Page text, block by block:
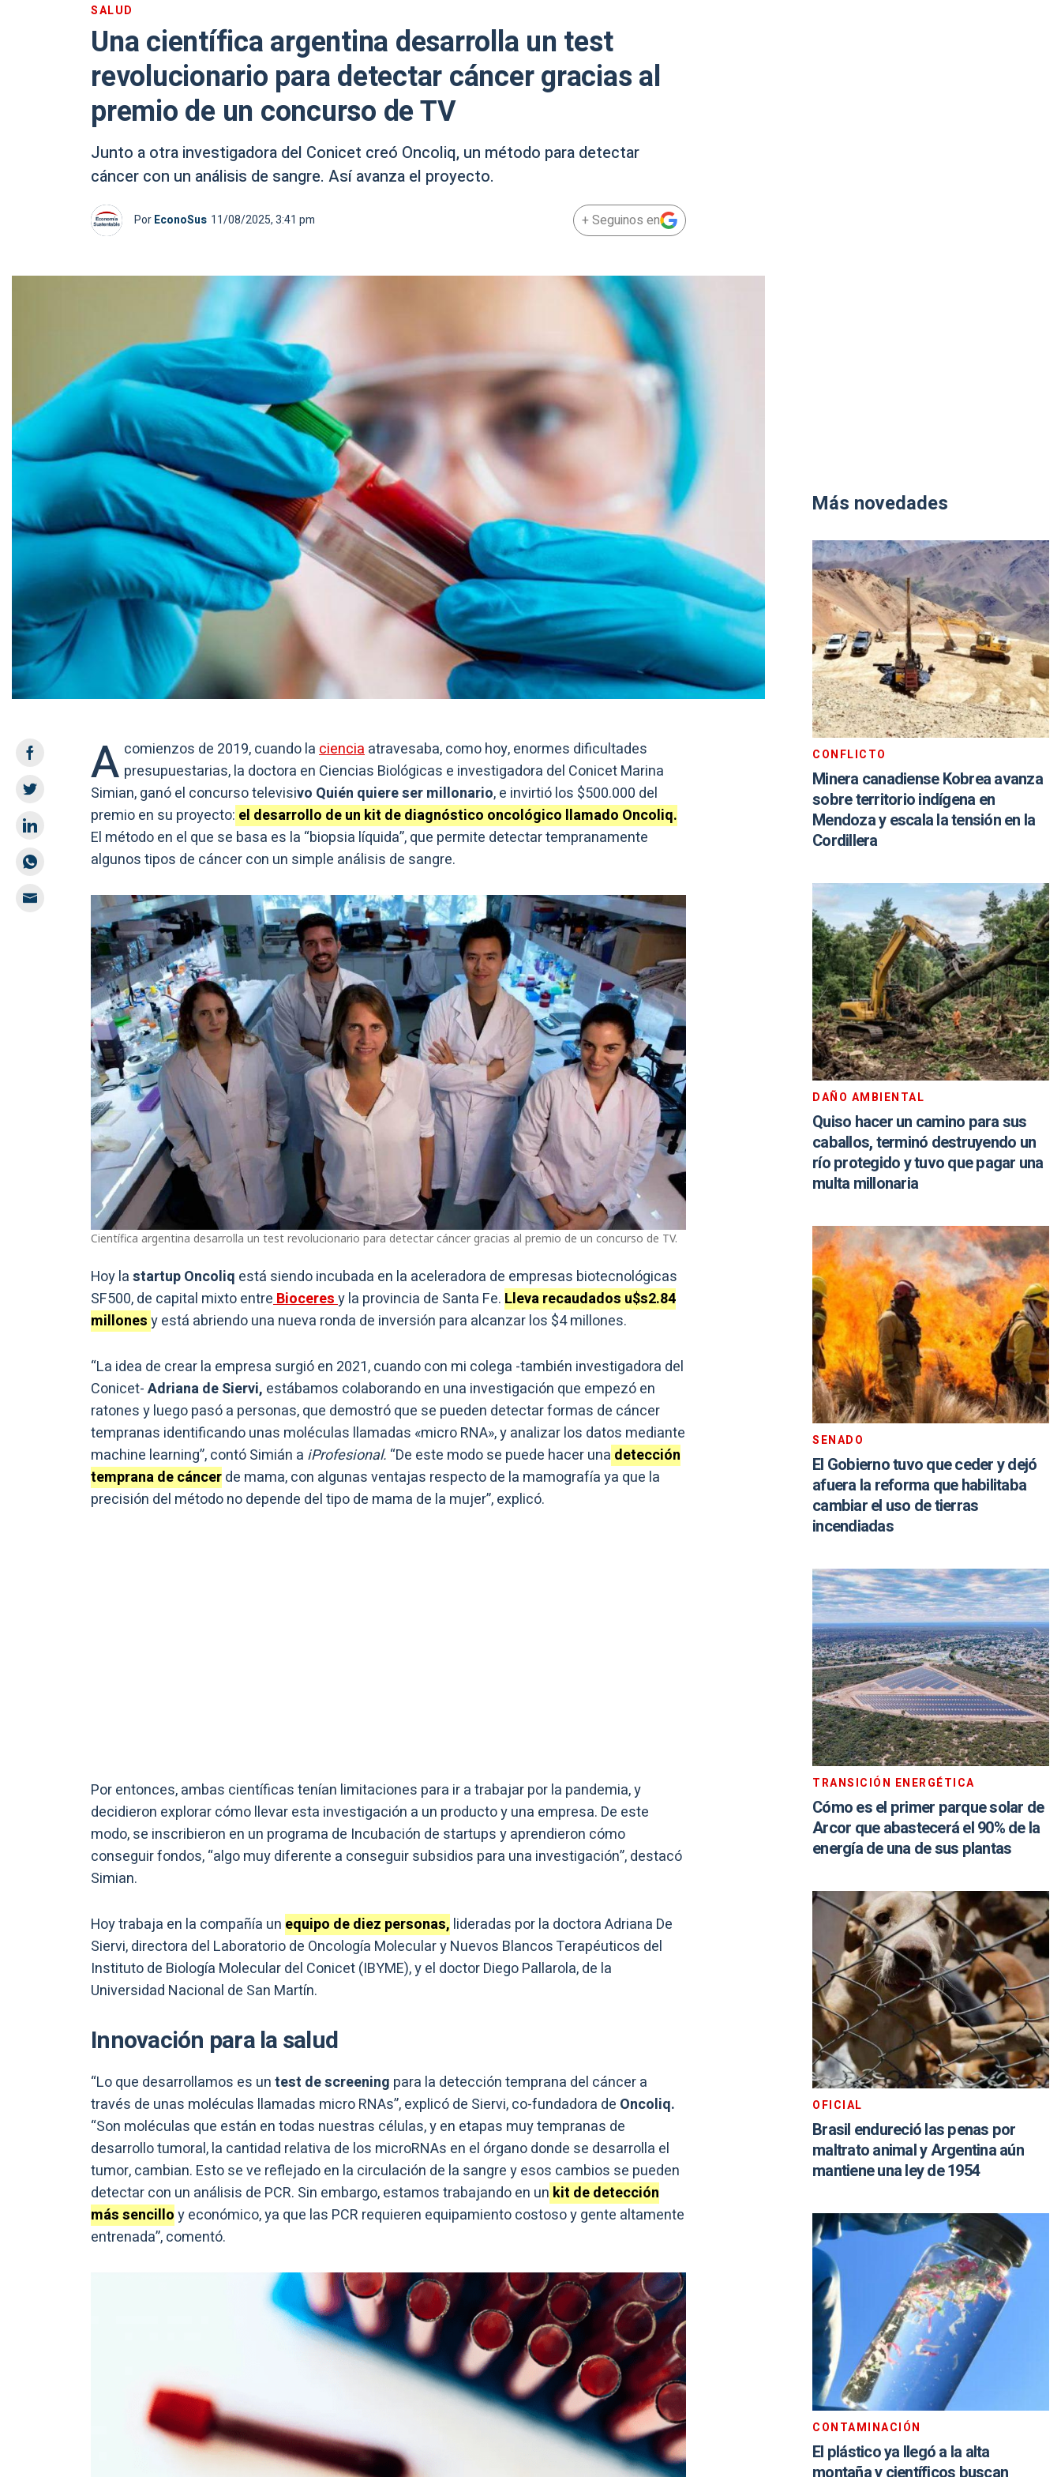
SALUD
Una científica argentina desarrolla un test
revolucionario para detectar cáncer gracias al
premio de un concurso de TV
Junto a otra investigadora del Conicet creó Oncoliq, un método para detectar
cáncer con un análisis de sangre. Así avanza el proyecto.
PorEconoSus 11/08/2025, 3:41 pm + Seguinos en
A comienzos de 2019, cuando lacienciaatravesaba, como hoy, enormes dificultades
presupuestarias, la doctora en Ciencias Biológicas e investigadora del Conicet Marina
Simian, ganó el concurso televisivo Quién quiere ser millonario, e invirtió los $500.000 del
premio en su proyecto: el desarrollo de un kit de diagnóstico oncológico llamado Oncoliq.
El método en el que se basa es la “biopsia líquida”, que permite detectar tempranamente
algunos tipos de cáncer con un simple análisis de sangre.
Científica argentina desarrolla un test revolucionario para detectar cáncer gracias al premio de un concurso de TV.
Hoy lastartup Oncoliq está siendo incubada en la aceleradora de empresas biotecnológicas
SF500, de capital mixto entreBioceresy la provincia de Santa Fe. Lleva recaudados u$s2.84
millonesy está abriendo una nueva ronda de inversión para alcanzar los $4 millones.
“La idea de crear la empresa surgió en 2021, cuando con mi colega -también investigadora del
Conicet-Adriana de Siervi, estábamos colaborando en una investigación que empezó en
ratones y luego pasó a personas, que demostró que se pueden detectar formas de cáncer
tempranas identificando unas moléculas llamadas «micro RNA», y analizar los datos mediante
machine learning”, contó Simián a iProfesional. “De este modo se puede hacer una detección
temprana de cáncerde mama, con algunas ventajas respecto de la mamografía ya que la
precisión del método no depende del tipo de mama de la mujer”, explicó.
Por entonces, ambas científicas tenían limitaciones para ir a trabajar por la pandemia, y
decidieron explorar cómo llevar esta investigación a un producto y una empresa. De este
modo, se inscribieron en un programa de Incubación de startups y aprendieron cómo
conseguir fondos, “algo muy diferente a conseguir subsidios para una investigación”, destacó
Simian.
Hoy trabaja en la compañía un equipo de diez personas, lideradas por la doctora Adriana De
Siervi, directora del Laboratorio de Oncología Molecular y Nuevos Blancos Terapéuticos del
Instituto de Biología Molecular del Conicet (IBYME), y el doctor Diego Pallarola, de la
Universidad Nacional de San Martín.
Innovación para la salud
“Lo que desarrollamos es untest de screening para la detección temprana del cáncer a
través de unas moléculas llamadas micro RNAs”, explicó de Siervi, co-fundadora de Oncoliq.
“Son moléculas que están en todas nuestras células, y en etapas muy tempranas de
desarrollo tumoral, la cantidad relativa de los microRNAs en el órgano donde se desarrolla el
tumor, cambian. Esto se ve reflejado en la circulación de la sangre y esos cambios se pueden
detectar con un análisis de PCR. Sin embargo, estamos trabajando en un kit de detección
más sencilloy económico, ya que las PCR requieren equipamiento costoso y gente altamente
entrenada”, comentó.
Más novedades
CONFLICTO
Minera canadiense Kobrea avanza
sobre territorio indígena en
Mendoza y escala la tensión en la
Cordillera
DAÑO AMBIENTAL
Quiso hacer un camino para sus
caballos, terminó destruyendo un
río protegido y tuvo que pagar una
multa millonaria
SENADO
El Gobierno tuvo que ceder y dejó
afuera la reforma que habilitaba
cambiar el uso de tierras
incendiadas
TRANSICIÓN ENERGÉTICA
Cómo es el primer parque solar de
Arcor que abastecerá el 90% de la
energía de una de sus plantas
OFICIAL
Brasil endureció las penas por
maltrato animal y Argentina aún
mantiene una ley de 1954
CONTAMINACIÓN
El plástico ya llegó a la alta